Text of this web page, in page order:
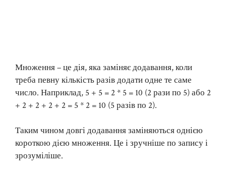
Множення – це дія, яка заміняє додавання, коли
треба певну кількість разів додати одне те саме
число. Наприклад, 5 + 5 = 2 * 5 = 10 (2 рази по 5) або 2
+ 2 + 2 + 2 + 2 = 5 * 2 = 10 (5 разів по 2).
Таким чином довгі додавання заміняються однією
короткою дією множення. Це і зручніше по запису і
зрозуміліше.